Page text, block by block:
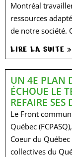
Montréal
ressources
de notre société.
LIRE LA SUITE »
UN 4E PLAN
ÉCHOUE LE
REFAIRE SES
Le Front
Québec
Coeur du
collectives du